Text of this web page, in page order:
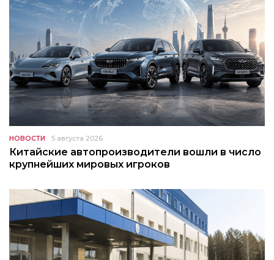
НОВОСТИ 5 августа 2026
Китайские автопроизводители вошли в число
крупнейших мировых игроков